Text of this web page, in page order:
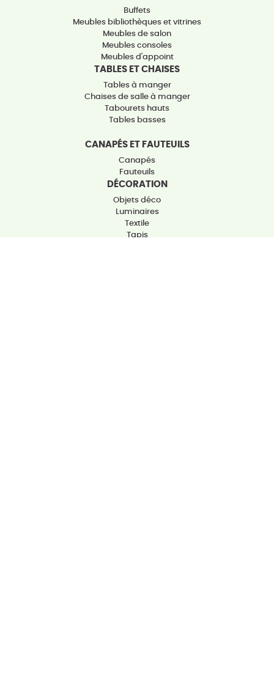
Buffets
Meubles bibliothèques et vitrines
Meubles de salon
Meubles consoles
Meubles d'appoint
TABLES ET CHAISES
Tables à manger
Chaises de salle à manger
Tabourets hauts
Tables basses
CANAPÉS ET FAUTEUILS
Canapés
Fauteuils
DÉCORATION
Objets déco
Luminaires
Textile
Tapis